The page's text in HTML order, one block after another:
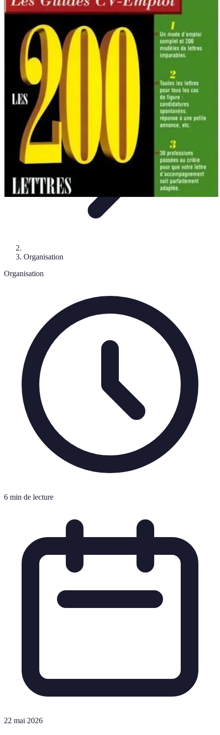
Accompagnement Funéraire
Accompagnement FunéraireChoix de l'accompagnementChoix et
Conseils PratiquesÉvaluation des Services
Accompagnement Funéraire
Organisation
Organisation
6 min de lecture
22 mai 2026